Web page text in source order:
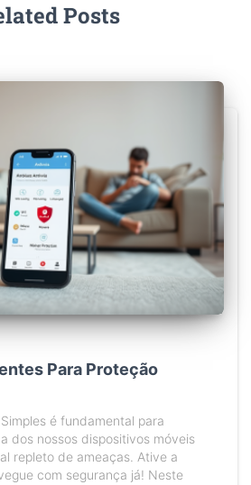
Posts
Para Proteção
é fundamental para
dos nossos dispositivos móveis
repleto de ameaças. Ative a
com segurança já! Neste